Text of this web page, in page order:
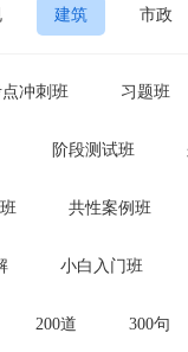
建筑 市政
冲刺班 习题班
阶段测试班
共性案例班
小白入门班
200道 300句